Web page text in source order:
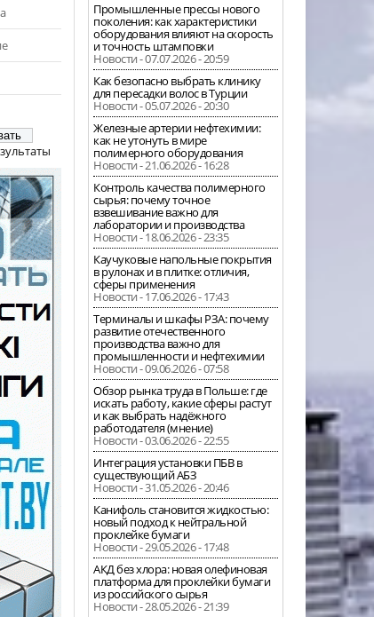
Промышленные прессы нового
поколения: как характеристики
оборудования влияют на скорость
и точность штамповки
Новости - 07.07.2026 - 20:59
Как безопасно выбрать клинику
для пересадки волос в Турции
Новости - 05.07.2026 - 20:30
Железные артерии нефтехимии:
как не утонуть в мире
полимерного оборудования
Новости - 21.06.2026 - 16:28
Контроль качества полимерного
сырья: почему точное
взвешивание важно для
лаборатории и производства
Новости - 18.06.2026 - 23:35
Каучуковые напольные покрытия
в рулонах и в плитке: отличия,
сферы применения
Новости - 17.06.2026 - 17:43
Терминалы и шкафы РЗА: почему
развитие отечественного
производства важно для
промышленности и нефтехимии
Новости - 09.06.2026 - 07:58
Обзор рынка труда в Польше: где
искать работу, какие сферы растут
и как выбрать надёжного
работодателя (мнение)
Новости - 03.06.2026 - 22:55
Интеграция установки ПБВ в
существующий АБЗ
Новости - 31.05.2026 - 20:46
Канифоль становится жидкостью:
новый подход к нейтральной
проклейке бумаги
Новости - 29.05.2026 - 17:48
АКД без хлора: новая олефиновая
платформа для проклейки бумаги
из российского сырья
Новости - 28.05.2026 - 21:39